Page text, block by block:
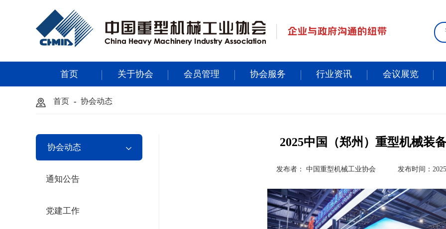
首页 关于协会 会员管理 协会服务 行业资讯 会议展览
首页 - 协会动态
协会动态
通知公告
党建工作
2025中国（郑州）重型机械装
发布者： 中国重型机械工业协会 发布时间：